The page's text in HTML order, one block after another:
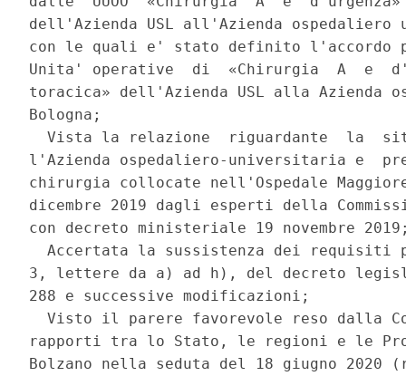
dell'Azienda USL all'Azienda
con le quali e' stato definito l'accordo
Unita' operative  di  «Chirurgia  A  e
toracica» dell'Azienda USL alla Azienda
Bologna;
Vista la relazione  riguardante  la
l'Azienda ospedaliero-universitaria e
chirurgia collocate nell'Ospedale
dicembre 2019 dagli esperti della
con decreto ministeriale 19 novembre
Accertata la sussistenza dei requisiti
3, lettere da a) ad h), del decreto
288 e successive modificazioni;
Visto il parere favorevole reso dalla
rapporti tra lo Stato, le regioni e le
Bolzano nella seduta del 18 giugno